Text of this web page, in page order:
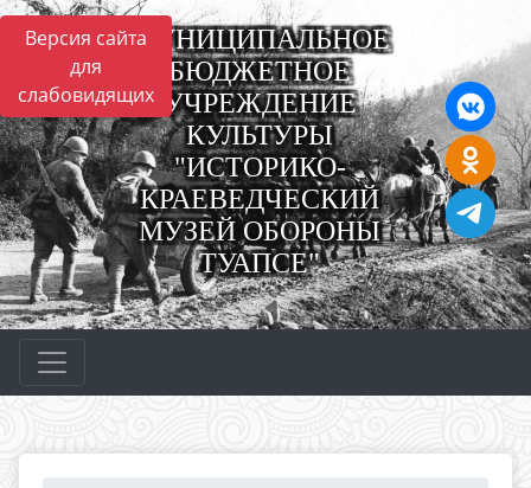
Версия сайта
для
слабовидящих
МУНИЦИПАЛЬНОЕ
БЮДЖЕТНОЕ
УЧРЕЖДЕНИЕ
КУЛЬТУРЫ
"ИСТОРИКО-
КРАЕВЕДЧЕСКИЙ
МУЗЕЙ ОБОРОНЫ
ТУАПСЕ"